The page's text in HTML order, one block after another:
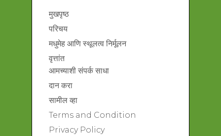
मुखपृष्ठ
परिचय
मधुमेह आणि स्थूलत्व निर्मूलन
वृत्तांत
आमच्याशी संपर्क साधा
दान करा
सामील व्हा
Terms and Condition
Privacy Policy